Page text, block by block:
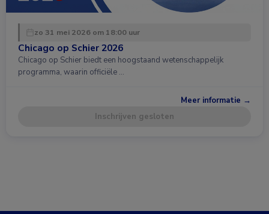
zo 31 mei 2026 om 18:00 uur
Chicago op Schier 2026
Chicago op Schier biedt een hoogstaand wetenschappelijk
programma, waarin officiële …
Meer informatie →
Inschrijven gesloten